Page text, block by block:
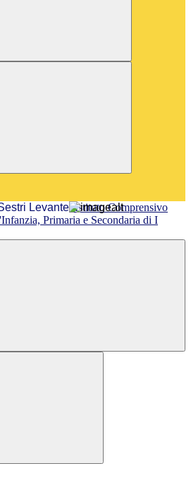
Istituto Comprensivo
Primaria e Secondaria di I